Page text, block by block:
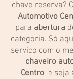
chave reserva?
Automotivo
para abertura
categoria. Só
serviço com o
chaveiro
Centro e seja